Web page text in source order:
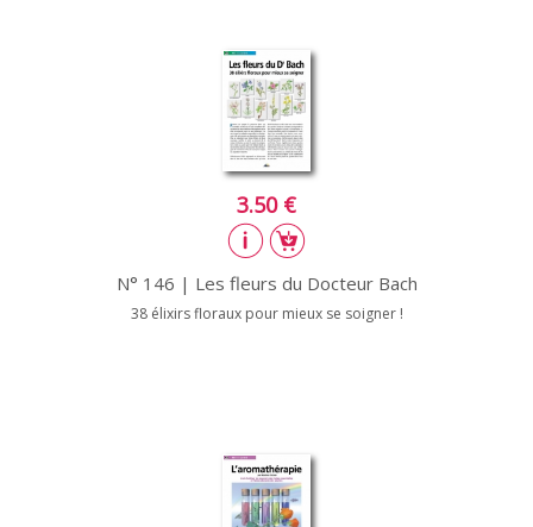
3.50 €
N° 146 | Les fleurs du Docteur Bach
38 élixirs floraux pour mieux se soigner !